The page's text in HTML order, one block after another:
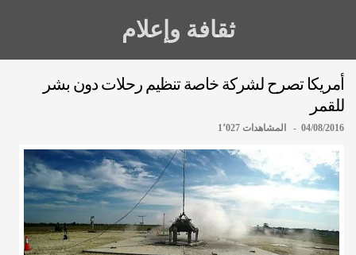
ثقافة وإعلام
أمريكا تصرح لشركة خاصة تنظيم رحلات دون بشر
للقمر
04/08/2016 - المشاهدات 1٬027